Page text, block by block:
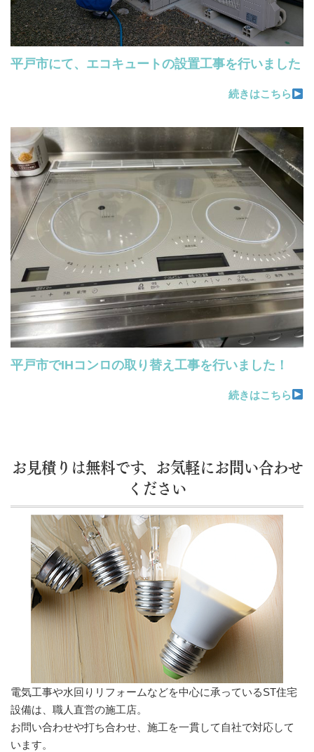
平戸市にて、エコキュートの設置工事を行いました
続きはこちら
平戸市でIHコンロの取り替え工事を行いました！
続きはこちら
お見積りは無料です、お気軽にお問い合わせ
ください
電気工事や水回りリフォームなどを中心に承っているST住宅
設備は、職人直営の施工店。
お問い合わせや打ち合わせ、施工を一貫して自社で対応して
います。